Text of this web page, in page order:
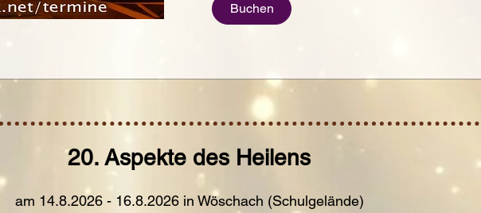
Buchen
20. Aspekte des Heilens
am 14.8.2026 - 16.8.2026 in Wöschach (Schulgelände)